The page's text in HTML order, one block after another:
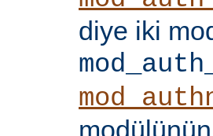
diye iki